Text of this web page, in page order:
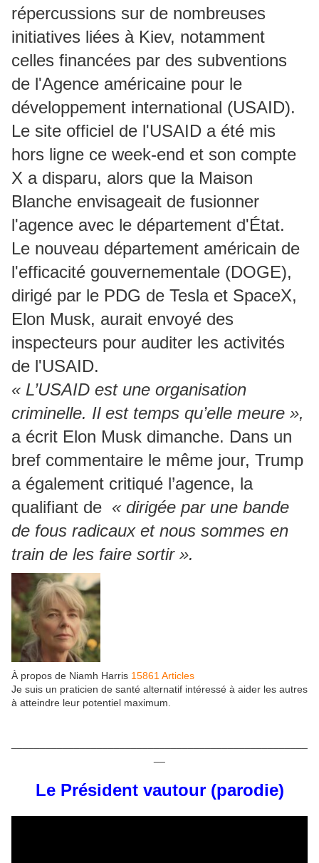
répercussions sur de nombreuses
initiatives liées à Kiev, notamment
celles financées par des subventions
de l'Agence américaine pour le
développement international (USAID).
Le site officiel de l'USAID a été mis
hors ligne ce week-end et son compte
X a disparu, alors que la Maison
Blanche envisageait de fusionner
l'agence avec le département d'État.
Le nouveau département américain de
l'efficacité gouvernementale (DOGE),
dirigé par le PDG de Tesla et SpaceX,
Elon Musk, aurait envoyé des
inspecteurs pour auditer les activités
de l'USAID.
« L’USAID est une organisation
criminelle. Il est temps qu’elle meure »,
a écrit Elon Musk dimanche. Dans un
bref commentaire le même jour, Trump
a également critiqué l’agence, la
qualifiant de « dirigée par une bande
de fous radicaux et nous sommes en
train de les faire sortir ».
À propos de Niamh Harris 15861 Articles
Je suis un praticien de santé alternatif intéressé à aider les autres
à atteindre leur potentiel maximum.
Le Président vautour (parodie)